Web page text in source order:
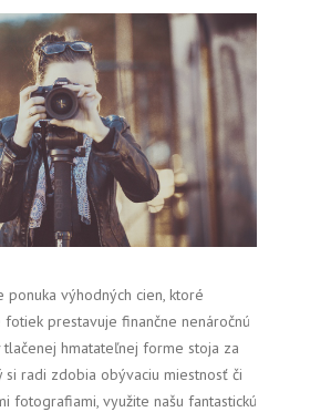
ponuka výhodných cien, ktoré
prestavuje finančne nenáročnú
hmatateľnej forme stoja za
si radi zdobia obývaciu miestnosť či
fotografiami, využite našu fantastickú